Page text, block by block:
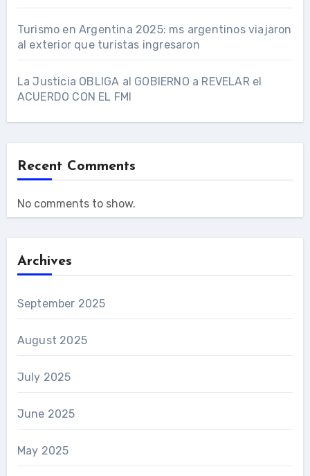
Turismo en Argentina 2025: ms argentinos viajaron
al exterior que turistas ingresaron
La Justicia OBLIGA al GOBIERNO a REVELAR el
ACUERDO CON EL FMI
Recent Comments
No comments to show.
Archives
September 2025
August 2025
July 2025
June 2025
May 2025